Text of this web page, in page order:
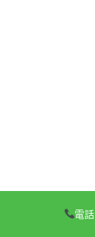
電話